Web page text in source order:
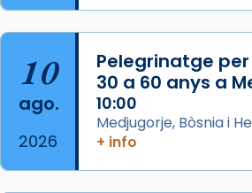
Foto
Arquebisbat de
2 weeks ago
Memòria de les santes
10
ago.
2026
Pelegrinatge
30 a 60 anys a
10:00
Medjugorje, Bòsnia i
+ info